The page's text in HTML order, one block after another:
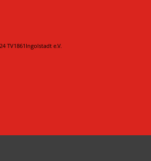
TV1861Ingolstadt e.V.